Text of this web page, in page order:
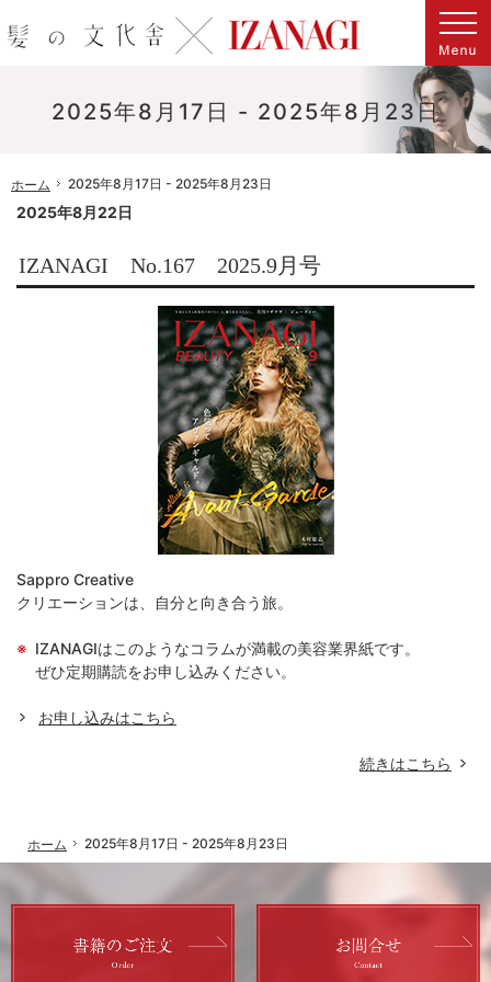
2025年8月17日 - 2025年8月23日
マンスリービューティーヘアマガジン「髪化粧 Kamikesho」はIZANAGIへと進化しました。
IZANAGI[イザナギ]感性と知性を刺激する、時代が読める美容専門誌
ホーム 2025年8月17日 - 2025年8月23日
2025年8月22日
IZANAGI No.167 2025.9月号
Sappro Creative
クリエーションは、自分と向き合う旅。
IZANAGIはこのようなコラムが満載の美容業界紙です。
ぜひ定期購読をお申し込みください。
お申し込みはこちら
続きはこちら
ホーム 2025年8月17日 - 2025年8月23日